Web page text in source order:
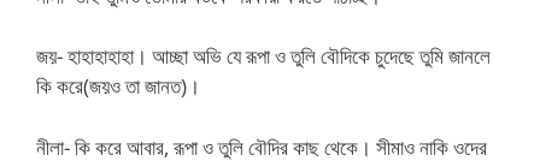
জয়- হাহাহাহাহা। আচ্ছা অভি যে রূপা ও তুলি বৌদিকে চুদেছে তুমি জানলে
কি করে(জয়ও তা জানত)।
নীলা- কি করে আবার, রূপা ও তুলি বৌদির কাছ থেকে। সীমাও নাকি ওদের